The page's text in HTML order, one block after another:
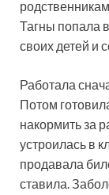
Тагны попала
своих детей и
Работала
Потом
накормить за
устроилась в
продавала
ставила.